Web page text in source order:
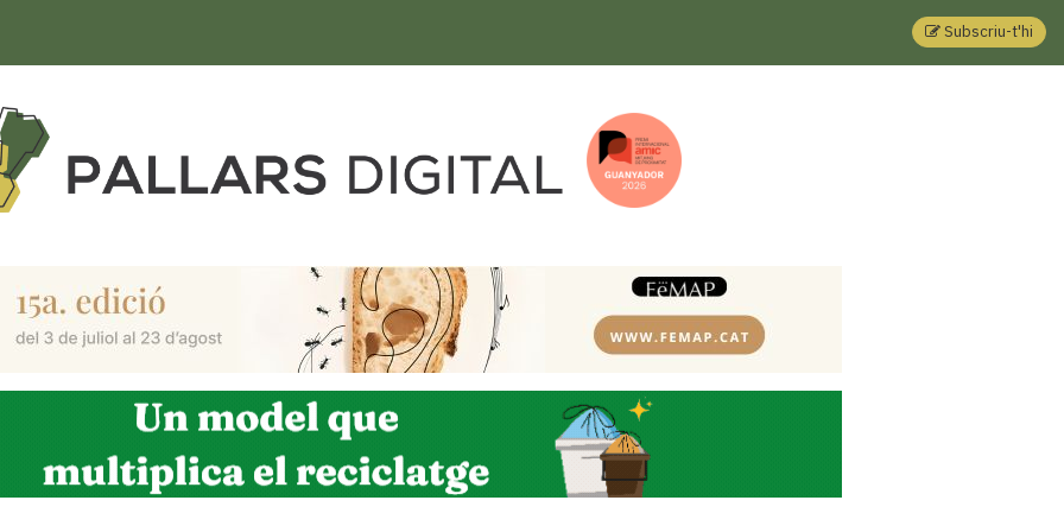
Subscriu-t'hi